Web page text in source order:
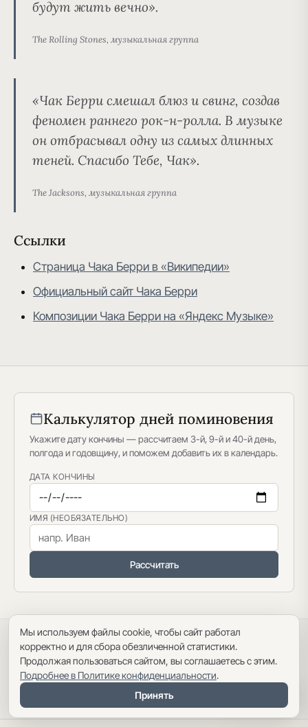
будут жить вечно».
The Rolling Stones, музыкальная группа
«Чак Берри смешал блюз и свинг, создав
феномен раннего рок-н-ролла. В музыке
он отбрасывал одну из самых длинных
теней. Спасибо Тебе, Чак».
The Jacksons, музыкальная группа
Ссылки
Страница Чака Берри в «Википедии»
Официальный сайт Чака Берри
Композиции Чака Берри на «Яндекс Музыке»
Калькулятор дней поминовения
Укажите дату кончины — рассчитаем 3-й, 9-й и 40-й день,
полгода и годовщину, и поможем добавить их в календарь.
ДАТА КОНЧИНЫ
ИМЯ (НЕОБЯЗАТЕЛЬНО)
Рассчитать
Политика конфиденциальности Пользовательское соглашение
Карта сайта
Мы используем файлы cookie, чтобы сайт работал
корректно и для сбора обезличенной статистики.
Продолжая пользоваться сайтом, вы соглашаетесь с этим.
Подробнее в Политике конфиденциальности.
Принять